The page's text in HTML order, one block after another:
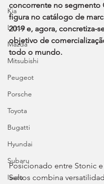
Kia
Lexus
Mazda
Mitsubishi
Peugeot
Porsche
Toyota
Bugatti
Hyundai
Subaru
Isuzu
concorrente no segmento
figura no catálogo de
2019 e, agora, concretiza-
objetivo de
todo o mundo.
Posicionado entre Stonic
Seltos combina